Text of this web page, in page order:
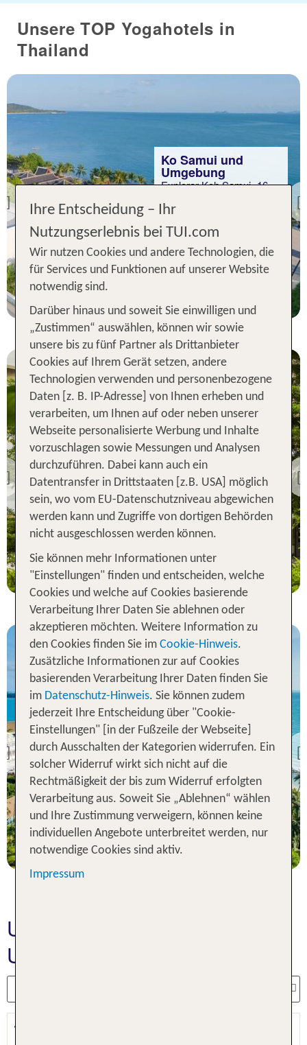
Unsere TOP Yogahotels in
Thailand
Previous
Ko Samui und
Umgebung
Explorar Koh Samui -16+
93 % Weiterempfehlung
7 Nächte, ÜF, DZ
Previous
Bangkok und
Umgebung
COMO Metropolitan
Bangkok
100 % Weiterempfehlung
7 Nächte, ÜF, St
p.P. ab 603 €
Previous
Phuket und
Umgebung
Cape Panwa
91 % Weiterempfehlung
7 Nächte, ÜF, DZ
statt
343 €
p.P. ab 285 €
Unsere Thailand
Urlaubsangebote
TUI BLUE MAI Khao Lak
Ihre Entscheidung – Ihr
Nutzungserlebnis bei TUI.com
Wir nutzen Cookies und andere Technologien, die
für Services und Funktionen auf unserer Website
notwendig sind.
Darüber hinaus und soweit Sie einwilligen und
„Zustimmen“ auswählen, können wir sowie
unsere bis zu fünf Partner als Drittanbieter
Cookies auf Ihrem Gerät setzen, andere
Technologien verwenden und personenbezogene
Daten [z. B. IP-Adresse] von Ihnen erheben und
verarbeiten, um Ihnen auf oder neben unserer
Webseite personalisierte Werbung und Inhalte
vorzuschlagen sowie Messungen und Analysen
durchzuführen. Dabei kann auch ein
Datentransfer in Drittstaaten [z.B. USA] möglich
sein, wo vom EU-Datenschutzniveau abgewichen
werden kann und Zugriffe von dortigen Behörden
nicht ausgeschlossen werden können.
Sie können mehr Informationen unter
"Einstellungen" finden und entscheiden, welche
Cookies und welche auf Cookies basierende
Verarbeitung Ihrer Daten Sie ablehnen oder
akzeptieren möchten. Weitere Information zu
den Cookies finden Sie im Cookie-Hinweis.
Zusätzliche Informationen zur auf Cookies
basierenden Verarbeitung Ihrer Daten finden Sie
im Datenschutz-Hinweis. Sie können zudem
jederzeit Ihre Entscheidung über "Cookie-
Einstellungen" [in der Fußzeile der Webseite]
durch Ausschalten der Kategorien widerrufen. Ein
solcher Widerruf wirkt sich nicht auf die
Rechtmäßigkeit der bis zum Widerruf erfolgten
Verarbeitung aus. Soweit Sie „Ablehnen“ wählen
und Ihre Zustimmung verweigern, können keine
individuellen Angebote unterbreitet werden, nur
notwendige Cookies sind aktiv.
Impressum